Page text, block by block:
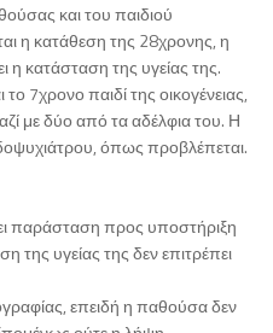
και του παιδιού
η κατάθεση της 28χρονης, η
η κατάσταση της υγείας της.
7χρονο παιδί της οικογένειας,
με δύο από τα αδέλφια του. Η
όπως προβλέπεται.
παράσταση προς υποστήριξη
της υγείας της δεν επιτρέπει
επειδή η παθούσα δεν